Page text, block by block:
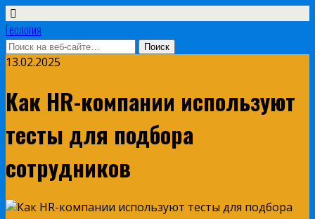
Геология
13.02.2025
Как HR-компании используют
тесты для подбора
сотрудников